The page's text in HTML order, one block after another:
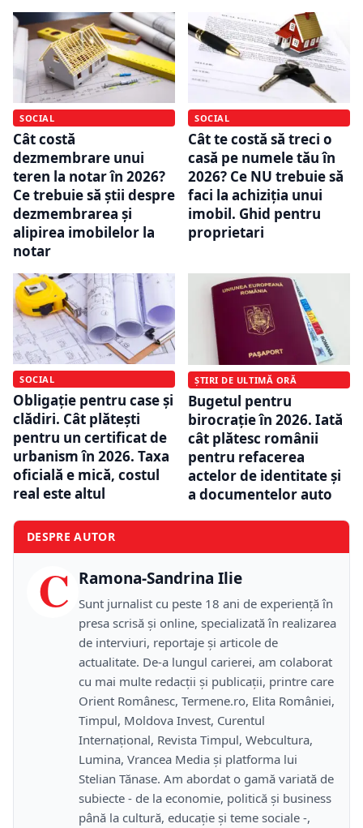
SOCIAL
Cât costă
dezmembrare unui
teren la notar în 2026?
Ce trebuie să știi despre
dezmembrarea și
alipirea imobilelor la
notar
SOCIAL
Cât te costă să treci o
casă pe numele tău în
2026? Ce NU trebuie să
faci la achiziția unui
imobil. Ghid pentru
proprietari
SOCIAL
Obligație pentru case și
clădiri. Cât plătești
pentru un certificat de
urbanism în 2026. Taxa
oficială e mică, costul
real este altul
ȘTIRI DE ULTIMĂ ORĂ
Bugetul pentru
birocrație în 2026. Iată
cât plătesc românii
pentru refacerea
actelor de identitate și
a documentelor auto
DESPRE AUTOR
C Ramona-Sandrina Ilie
Sunt jurnalist cu peste 18 ani de experiență în
presa scrisă și online, specializată în realizarea
de interviuri, reportaje și articole de
actualitate. De-a lungul carierei, am colaborat
cu mai multe redacții și publicații, printre care
Orient Românesc, Termene.ro, Elita României,
Timpul, Moldova Invest, Curentul
Internațional, Revista Timpul, Webcultura,
Lumina, Vrancea Media și platforma lui
Stelian Tănase. Am abordat o gamă variată de
subiecte - de la economie, politică și business
până la cultură, educație și teme sociale -,